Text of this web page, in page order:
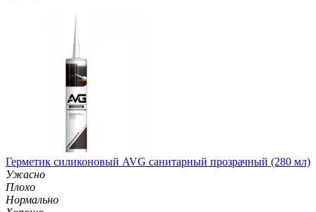
Герметик силиконовый AVG санитарный прозрачный (280 мл)
Ужасно
Плохо
Нормально